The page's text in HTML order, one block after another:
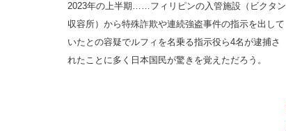
2023年の上半期……フィリピンの入管施設（ビクタン
収容所）から特殊詐欺や連続強盗事件の指示を出して
いたとの容疑でルフィを名乗る指示役ら4名が逮捕さ
れたことに多く日本国民が驚きを覚えただろう。